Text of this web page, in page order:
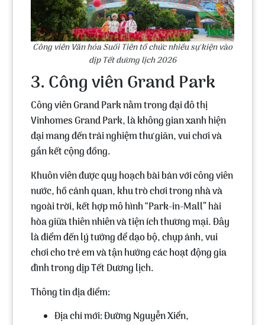
Công viên Văn hóa Suối Tiên tổ chức nhiều sự kiện vào
dịp Tết dương lịch 2026
3. Công viên Grand Park
Công viên Grand Parknằm trongđại đô thị
Vinhomes Grand Park, là không gian xanh hiện
đại mang đến trải nghiệm thư giãn, vui chơi và
gắn kết cộng đồng.
Khuôn viên được quy hoạch bài bản với công viên
nước, hồ cảnh quan, khu trò chơi trong nhà và
ngoài trời, kết hợp mô hình “Park-in-Mall” hài
hòa giữa thiên nhiên và tiện ích thương mại. Đây
là điểm đến lý tưởng để dạo bộ, chụp ảnh, vui
chơi cho trẻ em và tận hưởng các hoạt động gia
đình trong dịp Tết Dương lịch.
Thông tin địa điểm:
Địa chỉ mới: Đường Nguyễn Xiển,